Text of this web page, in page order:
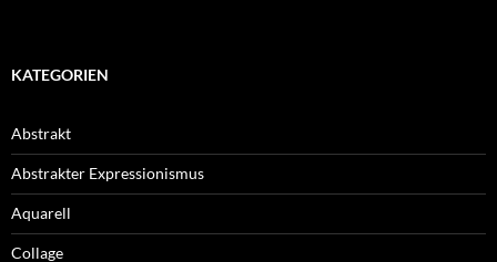
KATEGORIEN
Abstrakt
Abstrakter Expressionismus
Aquarell
Collage